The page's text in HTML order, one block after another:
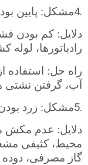
4.مشکل: پایین
دلایل: کم بودن
رادیاتورها،
راه حل: استفاده
آب، گرفتن نشتی
5.مشکل: زرد
دلایل: عدم مکش
محیط، کثیفی
گاز مصرفی،